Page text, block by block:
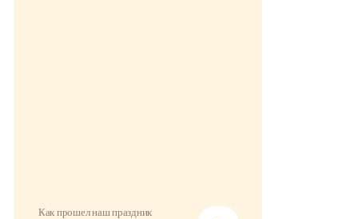
Как прошел наш праздник